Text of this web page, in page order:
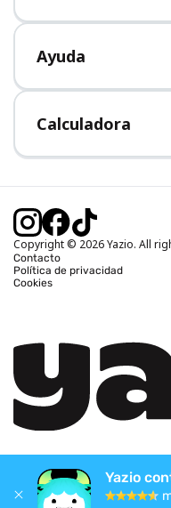
Todos los alimentos
Ayuda
Centro de ayuda
Calculadora
Calcular IMC
Calcular peso ideal
Calcular calorías
Copyright © 2026 Yazio. All
Contacto
Política de privacidad
Cookies
Yazio